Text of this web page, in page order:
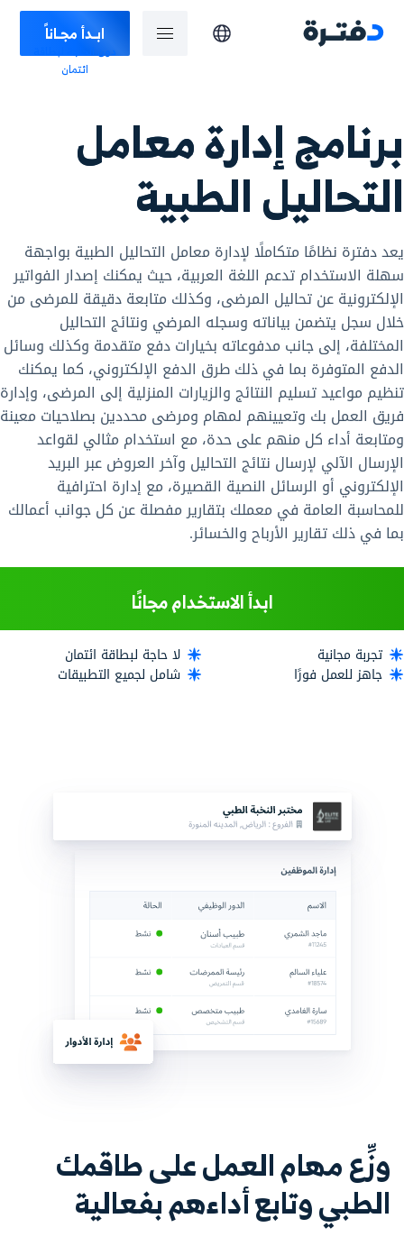
ابـدأ مجـاناً
دون الحاجة لبطاقة
ائتمان
برنامج إدارة معامل
التحاليل الطبية
يعد دفترة نظامًا متكاملًا لإدارة معامل التحاليل الطبية بواجهة
سهلة الاستخدام تدعم اللغة العربية، حيث يمكنك إصدار الفواتير
الإلكترونية عن تحاليل المرضى، وكذلك متابعة دقيقة للمرضى من
خلال سجل يتضمن بياناته وسجله المرضي ونتائج التحاليل
المختلفة، إلى جانب مدفوعاته بخيارات دفع متقدمة وكذلك وسائل
الدفع المتوفرة بما في ذلك طرق الدفع الإلكتروني، كما يمكنك
تنظيم مواعيد تسليم النتائج والزيارات المنزلية إلى المرضى، وإدارة
فريق العمل بك وتعيينهم لمهام ومرضى محددين بصلاحيات معينة
ومتابعة أداء كل منهم على حدة، مع استخدام مثالي لقواعد
الإرسال الآلي لإرسال نتائج التحاليل وآخر العروض عبر البريد
الإلكتروني أو الرسائل النصية القصيرة، مع إدارة احترافية
للمحاسبة العامة في معملك بتقارير مفصلة عن كل جوانب أعمالك
بما في ذلك تقارير الأرباح والخسائر.
ابدأ الاستخدام مجانًا
تجربة مجانية
لا حاجة لبطاقة ائتمان
جاهز للعمل فورًا
شامل لجميع التطبيقات
وزِّع مهام العمل على طاقمك
الطبي وتابع أداءهم بفعالية